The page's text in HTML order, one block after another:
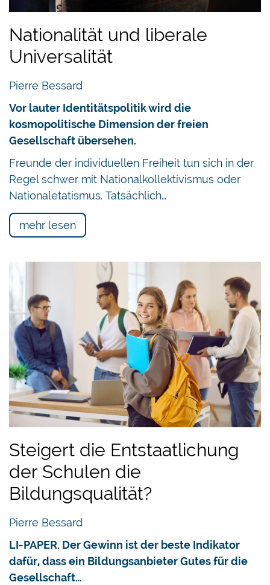
Nationalität und liberale
Universalität
Pierre Bessard
Vor lauter Identitätspolitik wird die
kosmopolitische Dimension der freien
Gesellschaft übersehen.
Freunde der individuellen Freiheit tun sich in der
Regel schwer mit Nationalkollektivismus oder
Nationaletatismus. Tatsächlich…
mehr lesen
Steigert die Entstaatlichung
der Schulen die
Bildungsqualität?
Pierre Bessard
LI-PAPER. Der Gewinn ist der beste Indikator
dafür, dass ein Bildungsanbieter Gutes für die
Gesellschaft…